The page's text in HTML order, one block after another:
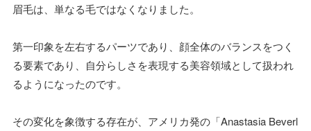
眉毛は、単なる毛ではなくなりました。
第一印象を左右するパーツであり、顔全体のバランスをつく
る要素であり、自分らしさを表現する美容領域として扱われ
るようになったのです。
その変化を象徴する存在が、アメリカ発の「Anastasia Beverl